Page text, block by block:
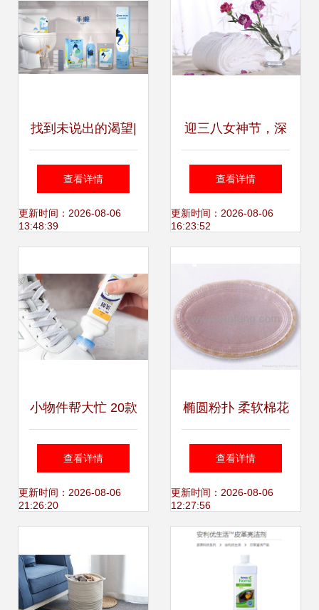
找到未说出的渴望|
清扫Z世代的情绪
褶皱，家清新品牌
数百万美元融资
查看详情
更新时间：2026-08-06
13:48:39
迎三八女神节，深
圳礼品家居展妆点
靓丽——陶瓷展会
奏春之序曲
查看详情
更新时间：2026-08-06
16:23:52
小物件帮大忙 20款
便宜又实用的家居
好物，提高你的生
查看详情
更新时间：2026-08-06
21:26:20
椭圆粉扑 柔软棉花
糖般的妆面试体
验，让裸妆更贴合
娇嫩肌肤——揭
秘‘家居护理’概念究
查看详情
更新时间：2026-08-06
12:27:56